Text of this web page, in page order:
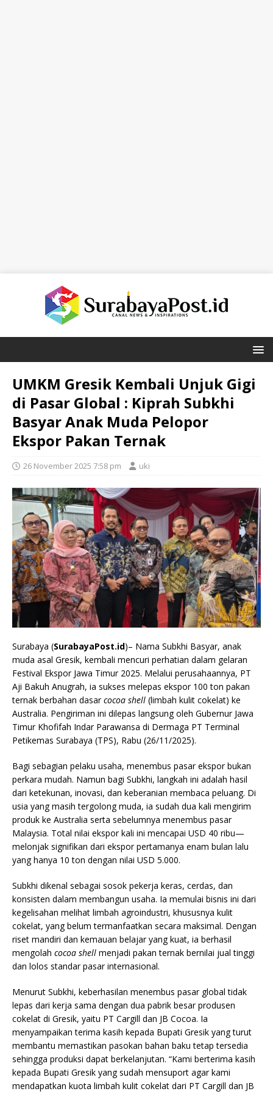
UMKM Gresik Kembali Unjuk Gigi
di Pasar Global : Kiprah Subkhi
Basyar Anak Muda Pelopor
Ekspor Pakan Ternak
26 November 2025 7:58 pm uki
Surabaya (SurabayaPost.id)– Nama Subkhi Basyar, anak
muda asal Gresik, kembali mencuri perhatian dalam gelaran
Festival Ekspor Jawa Timur 2025. Melalui perusahaannya, PT
Aji Bakuh Anugrah, ia sukses melepas ekspor 100 ton pakan
ternak berbahan dasarcocoa shell (limbah kulit cokelat) ke
Australia. Pengiriman ini dilepas langsung oleh Gubernur Jawa
Timur Khofifah Indar Parawansa di Dermaga PT Terminal
Petikemas Surabaya (TPS), Rabu (26/11/2025).
Bagi sebagian pelaku usaha, menembus pasar ekspor bukan
perkara mudah. Namun bagi Subkhi, langkah ini adalah hasil
dari ketekunan, inovasi, dan keberanian membaca peluang. Di
usia yang masih tergolong muda, ia sudah dua kali mengirim
produk ke Australia serta sebelumnya menembus pasar
Malaysia. Total nilai ekspor kali ini mencapai USD 40 ribu—
melonjak signifikan dari ekspor pertamanya enam bulan lalu
yang hanya 10 ton dengan nilai USD 5.000.
Subkhi dikenal sebagai sosok pekerja keras, cerdas, dan
konsisten dalam membangun usaha. Ia memulai bisnis ini dari
kegelisahan melihat limbah agroindustri, khususnya kulit
cokelat, yang belum termanfaatkan secara maksimal. Dengan
riset mandiri dan kemauan belajar yang kuat, ia berhasil
mengolah cocoa shell menjadi pakan ternak bernilai jual tinggi
dan lolos standar pasar internasional.
Menurut Subkhi, keberhasilan menembus pasar global tidak
lepas dari kerja sama dengan dua pabrik besar produsen
cokelat di Gresik, yaitu PT Cargill dan JB Cocoa. Ia
menyampaikan terima kasih kepada Bupati Gresik yang turut
membantu memastikan pasokan bahan baku tetap tersedia
sehingga produksi dapat berkelanjutan. “Kami berterima kasih
kepada Bupati Gresik yang sudah mensuport agar kami
mendapatkan kuota limbah kulit cokelat dari PT Cargill dan JB